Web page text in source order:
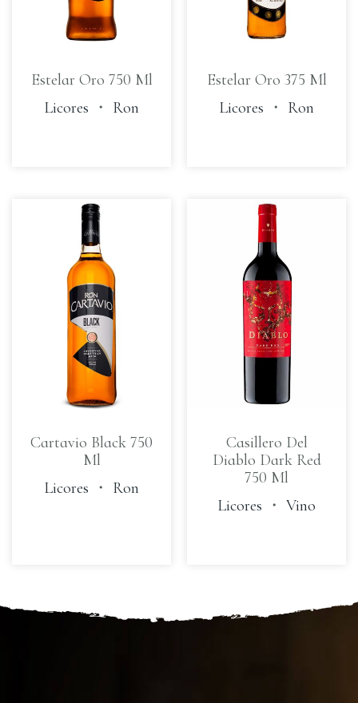
Estelar Oro 750 Ml
Licores ・ Ron
Estelar Oro 375 Ml
Licores ・ Ron
Cartavio Black 750
Ml
Licores ・ Ron
Casillero Del
Diablo Dark Red
750 Ml
Licores ・ Vino